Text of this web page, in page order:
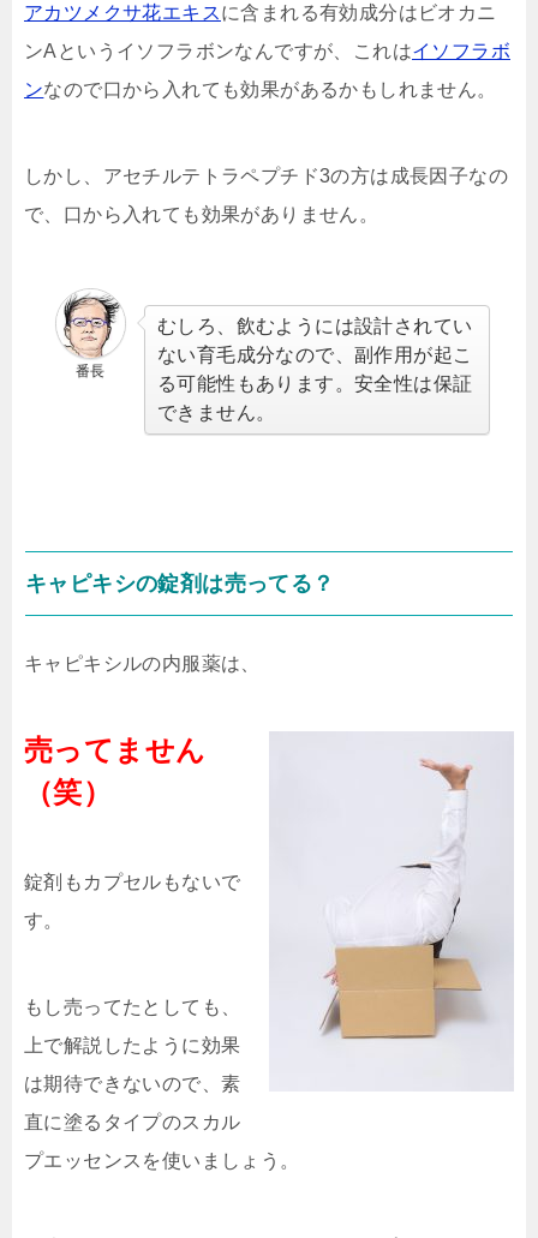
アカツメクサ花エキスに含まれる有効成分はビオカニ
ンAというイソフラボンなんですが、これはイソフラボ
ンなので口から入れても効果があるかもしれません。
しかし、アセチルテトラペプチド3の方は成長因子なの
で、口から入れても効果がありません。
番長
むしろ、飲むようには設計されてい
ない育毛成分なので、副作用が起こ
る可能性もあります。安全性は保証
できません。
キャピキシの錠剤は売ってる？
キャピキシルの内服薬は、
売ってません
（笑）
錠剤もカプセルもないで
す。
もし売ってたとしても、
上で解説したように効果
は期待できないので、素
直に塗るタイプのスカル
プエッセンスを使いましょう。